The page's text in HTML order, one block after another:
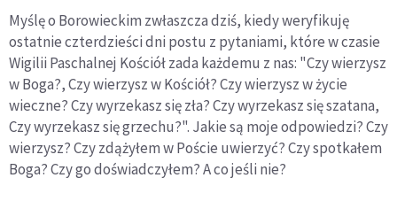
Myślę o Borowieckim zwłaszcza dziś, kiedy weryfikuję
ostatnie czterdzieści dni postu z pytaniami, które w czasie
Wigilii Paschalnej Kościół zada każdemu z nas: "Czy wierzysz
w Boga?, Czy wierzysz w Kościół? Czy wierzysz w życie
wieczne? Czy wyrzekasz się zła? Czy wyrzekasz się szatana,
Czy wyrzekasz się grzechu?". Jakie są moje odpowiedzi? Czy
wierzysz? Czy zdążyłem w Poście uwierzyć? Czy spotkałem
Boga? Czy go doświadczyłem? A co jeśli nie?